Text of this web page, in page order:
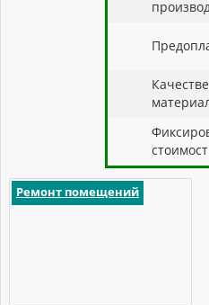
Ремонт помещений